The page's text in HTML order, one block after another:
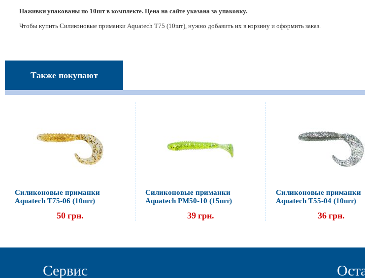
Наживки упакованы по 10шт в комплекте. Цена на сайте указана за упаковку.
Чтобы купить Силиконовые приманки Aquatech Т75 (10шт), нужно добавить их в корзину и оформить заказ.
Также покупают
Силиконовые приманки
Aquatech Т75-06 (10шт)
50 грн.
Силиконовые приманки
Aquatech PM50-10 (15шт)
39 грн.
Силиконовые приманки
Aquatech Т55-04 (10шт)
36 грн.
Сервис